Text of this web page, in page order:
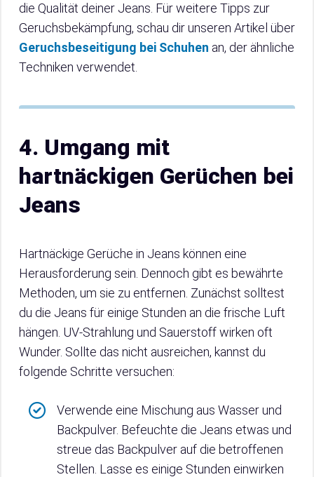
die Qualität deiner Jeans. Für weitere Tipps zur
Geruchsbekämpfung, schau dir unseren Artikel über
Geruchsbeseitigung bei Schuhen an, der ähnliche
Techniken verwendet.
4. Umgang mit
hartnäckigen Gerüchen bei
Jeans
Hartnäckige Gerüche in Jeans können eine
Herausforderung sein. Dennoch gibt es bewährte
Methoden, um sie zu entfernen. Zunächst solltest
du die Jeans für einige Stunden an die frische Luft
hängen. UV-Strahlung und Sauerstoff wirken oft
Wunder. Sollte das nicht ausreichen, kannst du
folgende Schritte versuchen:
Verwende eine Mischung aus Wasser und
Backpulver. Befeuchte die Jeans etwas und
streue das Backpulver auf die betroffenen
Stellen. Lasse es einige Stunden einwirken